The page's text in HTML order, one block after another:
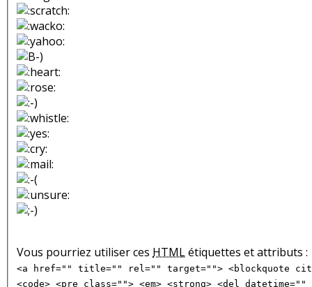
Vous pourriez utiliser ces HTMLétiquettes et attributs :
<a href="" title="" rel="" target=""> <blockquote
<code> <pre class=""> <em> <strong> <del